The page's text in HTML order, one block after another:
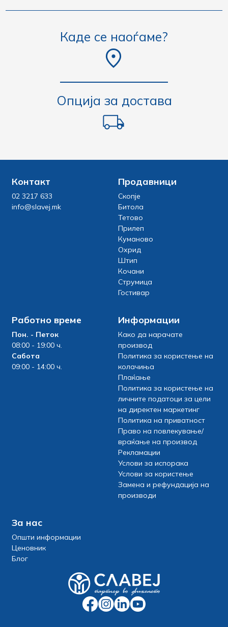
Каде се наоѓаме?
Опција за достава
Контакт
02 3217 633
info@slavej.mk
Продавници
Скопје
Битола
Тетово
Прилеп
Куманово
Охрид
Штип
Кочани
Струмица
Гостивар
Работно време
Пон. - Петок
08:00 - 19:00 ч.
Сабота
09:00 - 14:00 ч.
Информации
Како да нарачате
производ
Политика за користење на
колачиња
Плаќање
Политика за користење на
личните податоци за цели
на директен маркетинг
Политика на приватност
Право на повлекување/
враќање на производ
Рекламации
Услови за испорака
Услови за користење
Замена и рефундација на
производи
За нас
Општи информации
Ценовник
Блог